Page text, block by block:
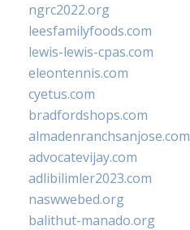
ngrc2022.org
leesfamilyfoods.com
lewis-lewis-cpas.com
eleontennis.com
cyetus.com
bradfordshops.com
almadenranchsanjose.com
advocatevijay.com
adlibilimler2023.com
naswwebed.org
balithut-manado.org